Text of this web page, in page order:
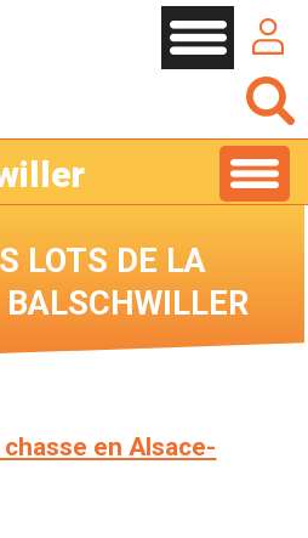
LOTS DE LA
en Alsace-